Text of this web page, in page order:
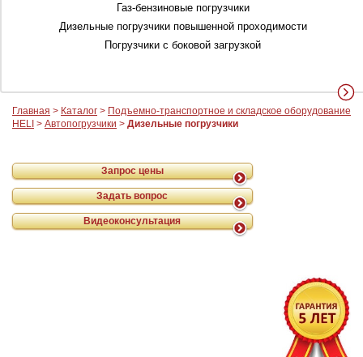
Газ-бензиновые погрузчики
Дизельные погрузчики повышенной проходимости
Погрузчики с боковой загрузкой
Главная > Каталог > Подъемно-транспортное и складское оборудование
HELI > Автопогрузчики > Дизельные погрузчики
Запрос цены
Задать вопрос
Видеоконсультация